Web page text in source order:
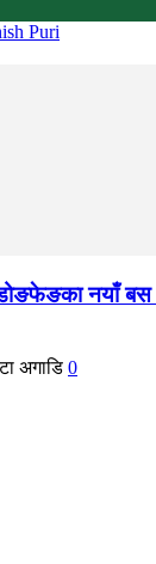
Puri
डोङफेङका नयाँ
अगाडि 0